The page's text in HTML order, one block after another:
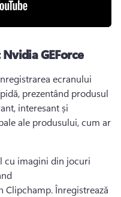
GEForce
ecranului
prezentând produsul
interesant și
ale produsului, cum ar
cu imagini din jocuri
Clipchamp. Înregistrează